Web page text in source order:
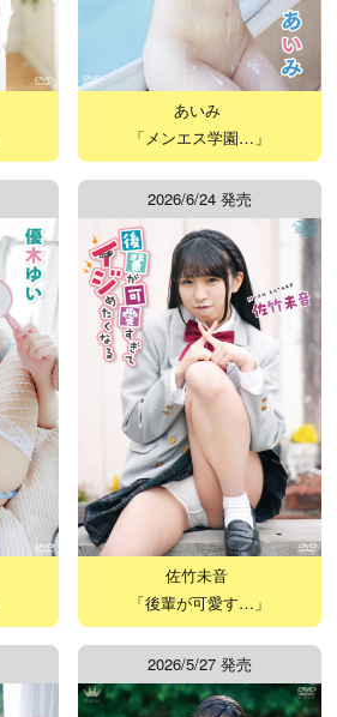
あいみ
「メンエス学園…」
2026/6/24 発売
佐竹未音
「後輩が可愛す…」
2026/5/27 発売